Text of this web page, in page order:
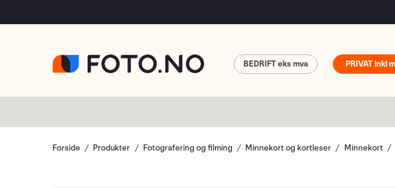
PRIVAT
BEDRIFT
Forside Produkter Fotografering og filming Minnekort og kortleser Minnekort